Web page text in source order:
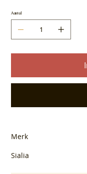
Aantal
Merk
Sialia